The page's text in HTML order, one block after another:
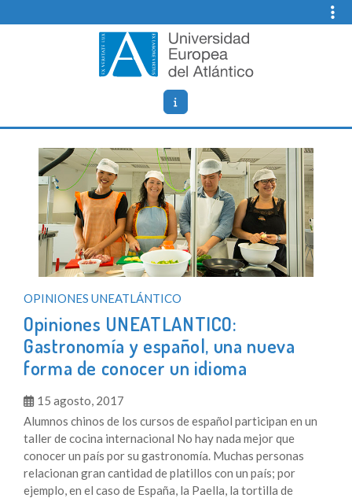
to
Opiniones Universidad Europea del
Atlantico
Blog de opiniones, noticias y comentarios sobre
UNEATLANTICO (Universidad Europea del Atlántico).
OPINIONES UNEATLÁNTICO
Opiniones UNEATLANTICO:
Gastronomía y español, una nueva
forma de conocer un idioma
15 agosto, 2017
Alumnos chinos de los cursos de español participan en un
taller de cocina internacional No hay nada mejor que
conocer un país por su gastronomía. Muchas personas
relacionan gran cantidad de platillos con un país; por
ejemplo, en el caso de España, la Paella, la tortilla de